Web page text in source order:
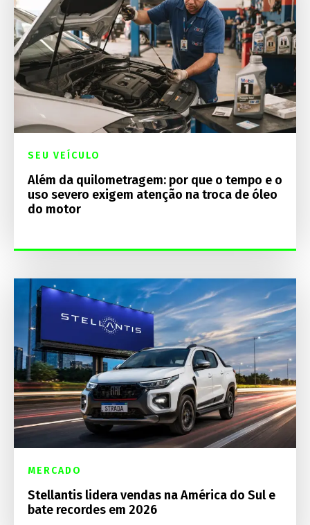
SEU VEÍCULO
Além da quilometragem: por que o tempo e o
uso severo exigem atenção na troca de óleo
do motor
MERCADO
Stellantis lidera vendas na América do Sul e
bate recordes em 2026